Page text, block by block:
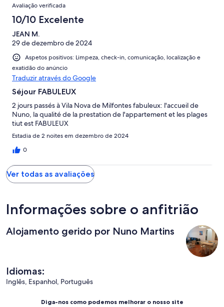
Avaliação verificada
10/10 Excelente
JEAN M.
29 de dezembro de 2024
Aspetos positivos: Limpeza, check-in, comunicação, localização e
exatidão do anúncio
Traduzir através do Google
Séjour FABULEUX
2 jours passés à Vila Nova de Milfontes fabuleux: l'accueil de
Nuno, la qualité de la prestation de l'appartement et les plages
tiut est FABULEUX
Estadia de 2 noites em dezembro de 2024
0
Ver todas as avaliações
Informações sobre o anfitrião
Alojamento gerido por Nuno Martins
Idiomas:
Inglês, Espanhol, Português
Diga-nos como podemos melhorar o nosso site